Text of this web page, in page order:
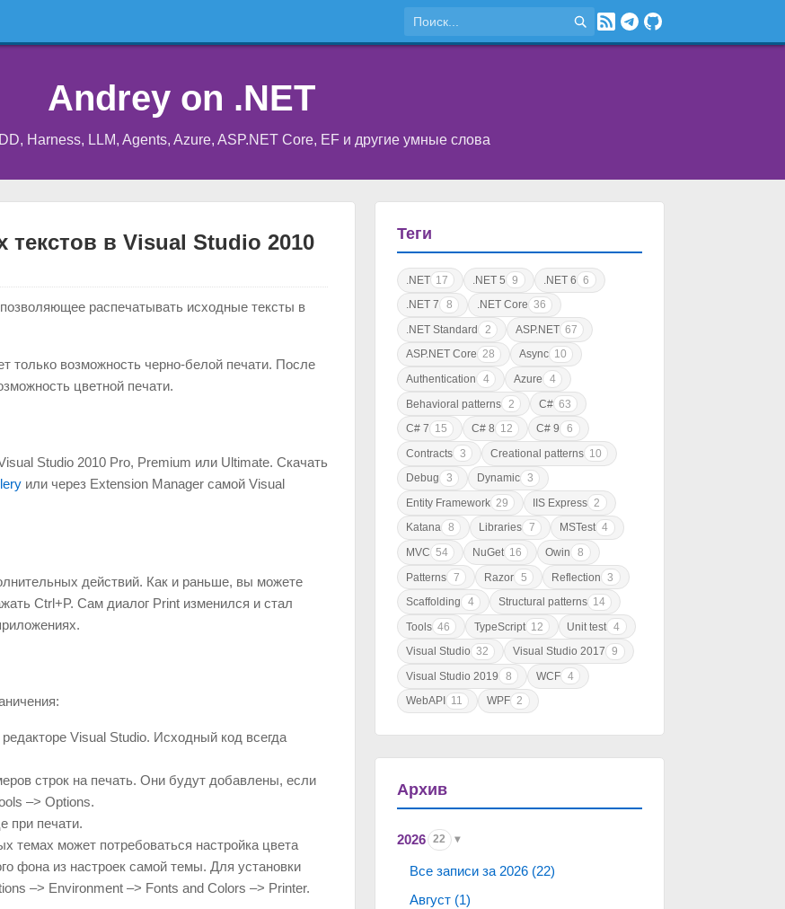
Andrey on .NET
Harness, LLM, Agents, Azure, ASP.NET Core, EF и другие умные слова
в Visual Studio 2010
распечатывать исходные тексты в
только возможность черно-белой печати. После
цветной печати.
Studio 2010 Pro, Premium или Ultimate. Скачать
или через Extension Manager самой Visual
действий. Как и раньше, вы можете
Ctrl+P. Сам диалог Print изменился и стал
Visual Studio. Исходный код всегда
строк на печать. Они будут добавлены, если
–> Options.
при печати.
темах может потребоваться настройка цвета
фона из настроек самой темы. Для установки
–> Environment –> Fonts and Colors –> Printer.
Теги
.NET 17 .NET 5 9 .NET 6 6
.NET 7
8 .NET Core 36
.NET Standard
2 ASP.NET 67
ASP.NET Core 28 Async 10
Authentication
4 Azure
4
Behavioral patterns
2 C# 63
C# 7 15 C# 8 12 C# 9
6
Contracts 3 Creational patterns 10
Debug
3 Dynamic 3
Entity Framework 29 IIS Express 2
Katana 8 Libraries 7 MSTest 4
MVC 54 NuGet 16 Owin
8
Patterns 7 Razor 5 Reflection
3
Scaffolding
4 Structural patterns 14
Tools 46 TypeScript 12 Unit test 4
Visual Studio 32 Visual Studio 2017 9
Visual Studio 2019
8 WCF 4
WebAPI
11 WPF 2
Архив
2026 22
Все записи за 2026 (22)
Август (1)